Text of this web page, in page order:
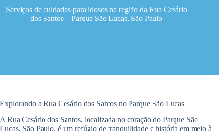
Serviços de cuidados para idosos na região da Rua Cesário
dos Santos – Parque São Lucas, São Paulo
Explorando a Rua Cesário dos Santos no Parque São Lucas
A Rua Cesário dos Santos, localizada no coração do Parque São
Lucas, São Paulo, é um refúgio de tranquilidade e história em meio à